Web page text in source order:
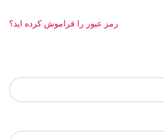
رمز عبور را فراموش کرده اید؟